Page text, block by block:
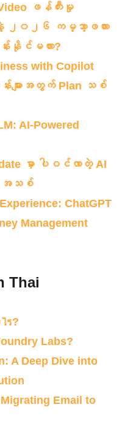
ဖန်တီးမှု
နဲ့ ၂၀၂၆ ကမ္ဘာ့ဖလား
င်မလား?
with Copilot
များအတွက် Plan သစ်
AI-Powered
မှာ ပါဝင်လာတဲ့ AI
အသစ်
ChatGPT
Management
Thai
ร?
Labs?
A Deep Dive into
Email to